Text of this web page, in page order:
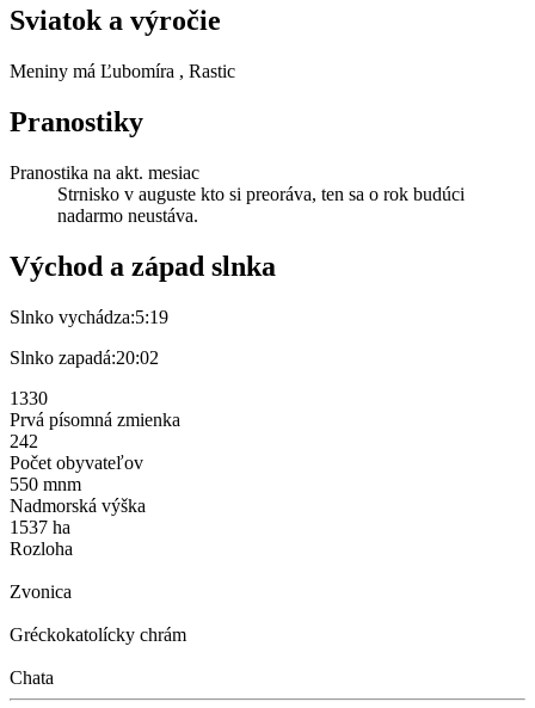
Sviatok a výročie
Meniny má Ľubomíra , Rastic
Pranostiky
Pranostika na akt. mesiac
Strnisko v auguste kto si preoráva, ten sa o rok budúci
nadarmo neustáva.
Východ a západ slnka
Slnko vychádza:5:19
Slnko zapadá:20:02
1330
Prvá písomná zmienka
242
Počet obyvateľov
550 mnm
Nadmorská výška
1537 ha
Rozloha
Zvonica
Gréckokatolícky chrám
Chata